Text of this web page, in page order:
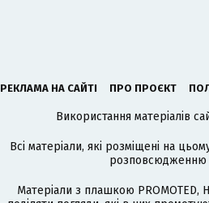
РЕКЛАМА НА САЙТІ ПРО ПРОЄКТ
Використання матеріалів
Всі матеріали, які розміщені на
розповсюдженню
Матеріали з плашкою